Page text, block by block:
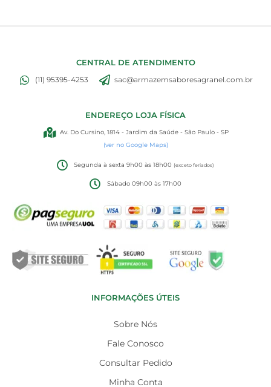
CENTRAL DE ATENDIMENTO
(11) 95395-4253 sac@armazemsaboresagranel.com.br
ENDEREÇO LOJA FÍSICA
Av. Do Cursino, 1814 - Jardim da Saúde - São Paulo - SP
(ver no Google Maps)
Segunda à sexta 9h00 às 18h00(exceto feriados)
Sábado 09h00 às 17h00
INFORMAÇÕES ÚTEIS
Sobre Nós
Fale Conosco
Consultar Pedido
Minha Conta